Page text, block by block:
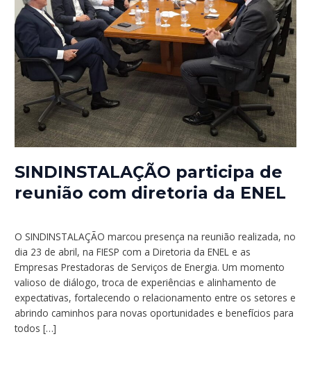
SINDINSTALAÇÃO participa de
reunião com diretoria da ENEL
O SINDINSTALAÇÃO marcou presença na reunião realizada, no
dia 23 de abril, na FIESP com a Diretoria da ENEL e as
Empresas Prestadoras de Serviços de Energia. Um momento
valioso de diálogo, troca de experiências e alinhamento de
expectativas, fortalecendo o relacionamento entre os setores e
abrindo caminhos para novas oportunidades e benefícios para
todos […]
ENEL